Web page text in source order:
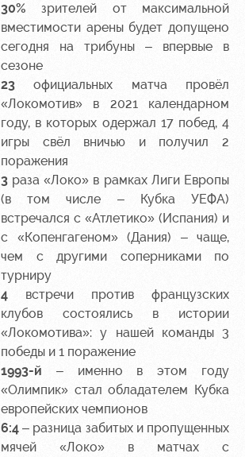
30%зрителей от максимальной
вместимости арены будет допущено
сегодня на трибуны – впервые в
сезоне
23 официальных матча провёл
«Локомотив» в 2021 календарном
году, в которых одержал 17 побед, 4
игры свёл вничью и получил 2
поражения
3 раза «Локо» в рамках Лиги Европы
(в том числе – Кубка УЕФА)
встречался с «Атлетико» (Испания) и
с «Копенгагеном» (Дания) – чаще,
чем с другими соперниками по
турниру
4 встречи против французских
клубов состоялись в истории
«Локомотива»: у нашей команды 3
победы и 1 поражение
1993-й – именно в этом году
«Олимпик» стал обладателем Кубка
европейских чемпионов
6:4 – разница забитых и пропущенных
мячей «Локо» в матчах с